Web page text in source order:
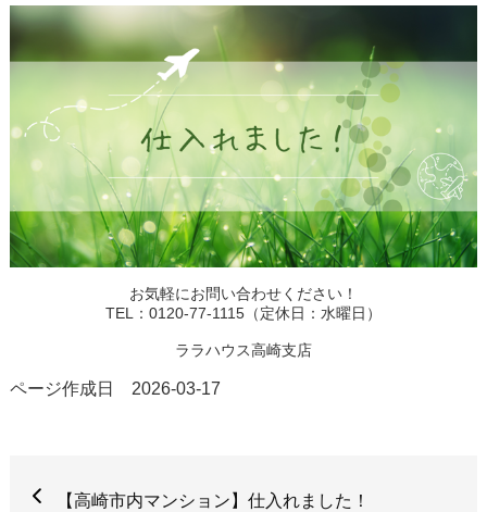
お気軽にお問い合わせください！
TEL：0120-77-1115（定休日：水曜日）
ララハウス高崎支店
ページ作成日 2026-03-17
【高崎市内マンション】仕入れました！